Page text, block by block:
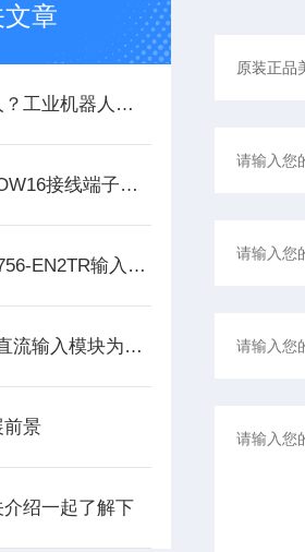
章
是伙伴还是敌人？工业机器人的未来之路
简述连接1769-OW16接线端子所需要注意的事项
不知道了吧！1756-EN2TR输入模块是数控系统动力的保障
1756-IB16数字直流输入模块为整个自动化系统提供精准的数据支撑
前景
绍一起了解下